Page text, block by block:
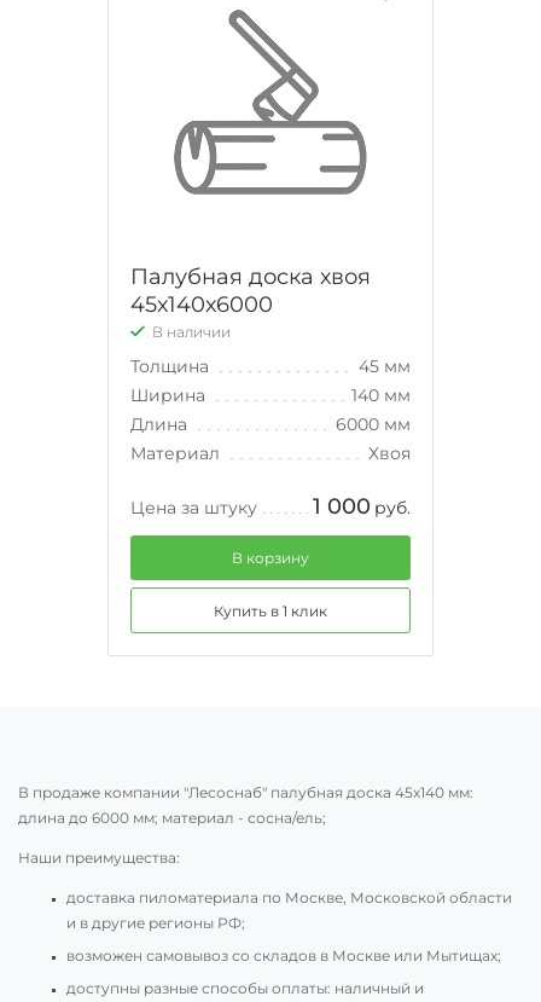
Палубная доска хвоя
45х140х6000
В наличии
Толщина
45 мм
Ширина
140 мм
Длина
6000 мм
Материал
Хвоя
Цена за штуку 1 000 руб.
В корзину
Купить в 1 клик
В продаже компании "Лесоснаб" палубная доска 45х140 мм:
длина до 6000 мм; материал - сосна/ель;
Наши преимущества:
доставка пиломатериала по Москве, Московской области
и в другие регионы РФ;
возможен самовывоз со складов в Москве или Мытищах;
доступны разные способы оплаты: наличный и